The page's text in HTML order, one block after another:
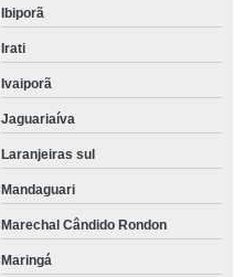
Ibiporã
Irati
Ivaiporã
Jaguariaíva
Laranjeiras sul
Mandaguari
Marechal Cândido Rondon
Maringá